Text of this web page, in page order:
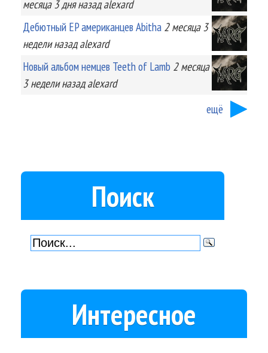
месяца 3 дняназад alexard
Дебютный EP американцев Abitha 2 месяца 3
неделиназад alexard
Новый альбом немцев Teeth of Lamb 2 месяца
3 неделиназад alexard
ещё
Поиск
Интересное